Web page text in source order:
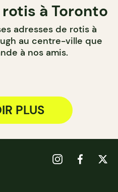
à Toronto
adresses de rotis à
au centre-ville que
à nos amis.
PLUS